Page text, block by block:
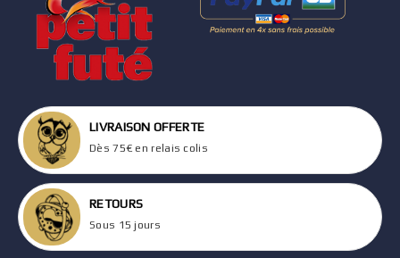
LIVRAISON OFFERTE
Dès 75€ en relais colis
RETOURS
Sous 15 jours